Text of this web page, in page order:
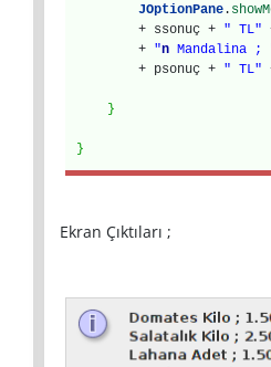
JOptionPane .
+ ssonuç + " TL"
+ "n Mandalina ;
+ psonuç + " TL"
}
}
Ekran Çıktıları ;